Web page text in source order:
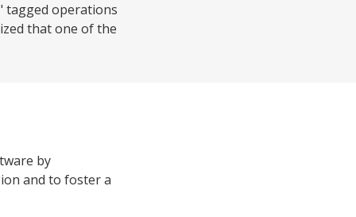
tagged operations
that one of the
by
and to foster a